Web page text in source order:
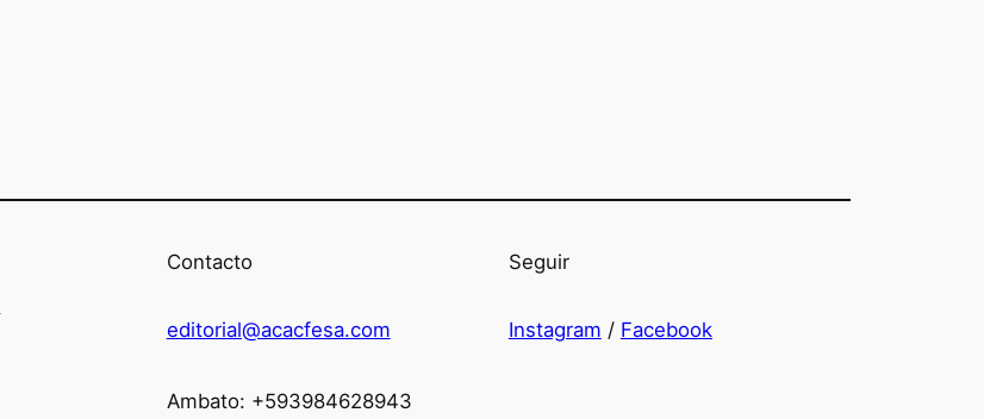
Contacto
editorial@acacfesa.com
Ambato: +593984628943
Seguir
Instagram / Facebook